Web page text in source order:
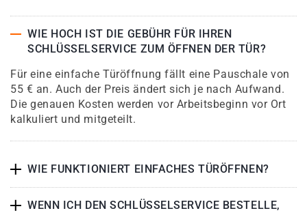
WIE HOCH IST DIE GEBÜHR FÜR IHREN
SCHLÜSSELSERVICE ZUM ÖFFNEN DER TÜR?
Für eine einfache Türöffnung fällt eine Pauschale von
55 € an. Auch der Preis ändert sich je nach Aufwand.
Die genauen Kosten werden vor Arbeitsbeginn vor Ort
kalkuliert und mitgeteilt.
WIE FUNKTIONIERT EINFACHES TÜRÖFFNEN?
WENN ICH DEN SCHLÜSSELSERVICE BESTELLE,